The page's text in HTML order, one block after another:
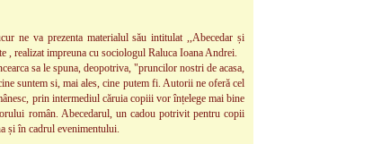
ne va prezenta materialul său intitulat ,,Abecedar și
, realizat impreuna cu sociologul Raluca Ioana Andrei.
sa le spuna, deopotriva, "pruncilor nostri de acasa,
suntem si, mai ales, cine putem fi. Autorii ne oferă cel
prin intermediul căruia copiii vor înțelege mai bine
român. Abecedarul, un cadou potrivit pentru copii
și în cadrul evenimentului.